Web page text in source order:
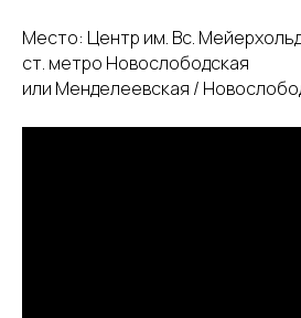
Место: Центр им. Вс.
ст. метро Новослободская
или Менделеевская /